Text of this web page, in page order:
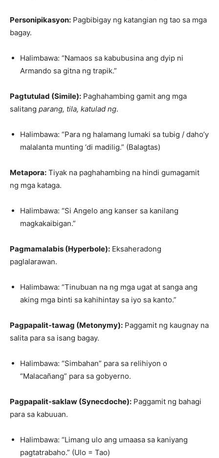
Personipikasyon: Pagbibigay ng katangian ng tao sa mga
bagay.
Halimbawa: “Namaos sa kabubusina ang dyip ni
Armando sa gitna ng trapik.”
Pagtutulad (Simile): Paghahambing gamit ang mga
salitang parang, tila, katulad ng.
Halimbawa: “Para ng halamang lumaki sa tubig / daho’y
malalanta munting ‘di madilig.” (Balagtas)
Metapora: Tiyak na paghahambing na hindi gumagamit
ng mga kataga.
Halimbawa: “Si Angelo ang kanser sa kanilang
magkakaibigan.”
Pagmamalabis (Hyperbole): Eksaheradong
paglalarawan.
Halimbawa: “Tinubuan na ng mga ugat at sanga ang
aking mga binti sa kahihintay sa iyo sa kanto.”
Pagpapalit-tawag (Metonymy): Paggamit ng kaugnay na
salita para sa isang bagay.
Halimbawa: “Simbahan” para sa relihiyon o
“Malacañang” para sa gobyerno.
Pagpapalit-saklaw (Synecdoche): Paggamit ng bahagi
para sa kabuuan.
Halimbawa: “Limang ulo ang umaasa sa kaniyang
pagtatrabaho.” (Ulo = Tao)